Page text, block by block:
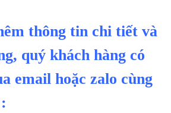
thông tin chi tiết và
quý khách hàng có
email hoặc zalo cùng